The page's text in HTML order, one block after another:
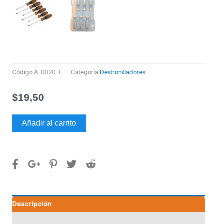
Código A-0020-L Categoría Destronilladores
$19,50
Juego
de
piezas
cantidad
Añadir al carrito
Descripción